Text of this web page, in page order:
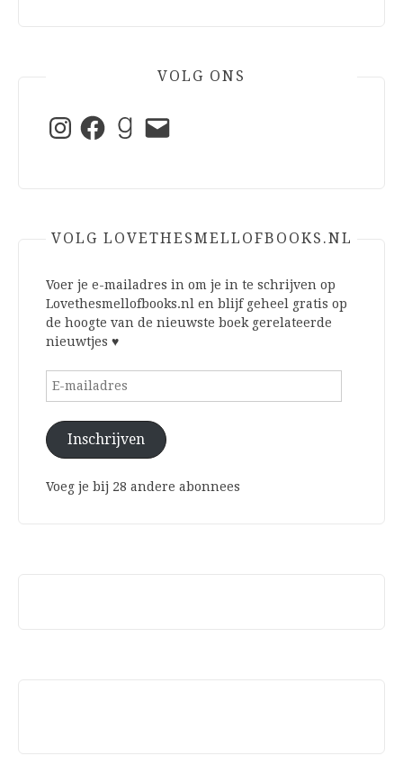
VOLG ONS
InstagramFacebookGoodreads
E-
mail
VOLG LOVETHESMELLOFBOOKS.NL
Voer je e-mailadres in om je in te schrijven op
Lovethesmellofbooks.nl en blijf geheel gratis op
de hoogte van de nieuwste boek gerelateerde
nieuwtjes ♥
E-
Inschrijven
Voeg je bij 28 andere abonnees